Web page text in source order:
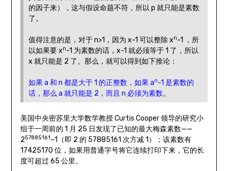
的因子来），这与假设命题不符，所以 p 就只能是素数
了。
值得注意的是，对于 n>1，因为 x-1 可以整除 xn-1 ，所
以如果要 xn-1 为素数的话，x-1 就必须等于 1 了，所以
x 就只能是 2 了。那么，就可以得到如下推论：
如果 a 和 n 都是大于 1 的正整数，如果 an-1 是素数的
话，那么 a 就只能是 2，而且 n 必须为素数。
美国中央密苏里大学数学教授 Curtis Cooper 领导的研究小
组于一周前的 1 月 25 日发现了已知的最大梅森素数——
257885161−1（即 2 的 57885161 次方减 1）；该素数有
17425170 位，如果用普通字号将它连续打印下来，它的长
度可超过 65 公里。